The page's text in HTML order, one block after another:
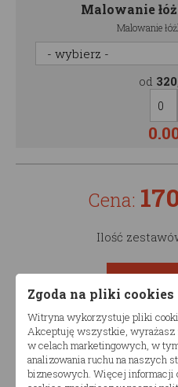
Malowanie
Malowanie
od
Cena:
Ilość
Opis produktu
Łóżko piętrowe TRANO
Zgoda na pliki cookies
Witryna wykorzystuje pliki
Akceptuję wszystkie, wyrażasz
w celach marketingowych, w
analizowania ruchu na naszych
biznesowych. Więcej